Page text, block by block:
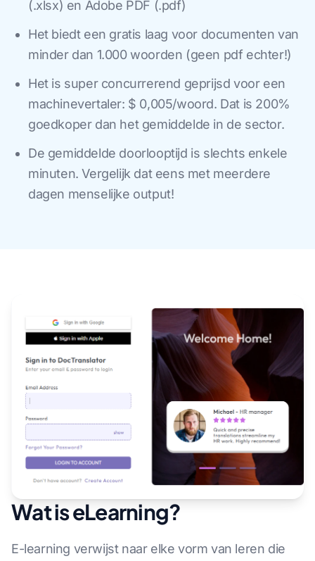
(.xlsx) en Adobe PDF (.pdf)
Het biedt een gratis laag voor documenten van
minder dan 1.000 woorden (geen pdf echter!)
Het is super concurrerend geprijsd voor een
machinevertaler: $ 0,005/woord. Dat is 200%
goedkoper dan het gemiddelde in de sector.
De gemiddelde doorlooptijd is slechts enkele
minuten. Vergelijk dat eens met meerdere
dagen menselijke output!
Wat is eLearning?
E-learning verwijst naar elke vorm van leren die